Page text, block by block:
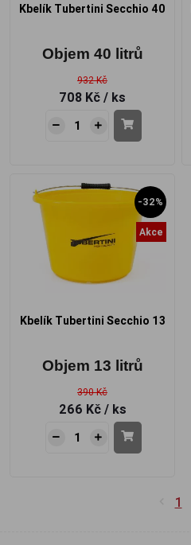
Kbelík Tubertini Secchio 40
Objem 40 litrů
932 Kč
708 Kč / ks
-32%
Akce
Kbelík Tubertini Secchio 13
Objem 13 litrů
390 Kč
266 Kč / ks
1